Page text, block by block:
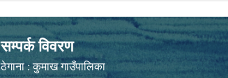
सम्पर्क विवरण
ठेगाना : कुमाख गाउँपालिका